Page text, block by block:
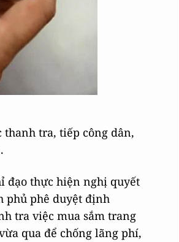
thanh tra, tiếp công dân,
đạo thực hiện nghị quyết
phủ phê duyệt định
tra việc mua sắm trang
qua để chống lãng phí,